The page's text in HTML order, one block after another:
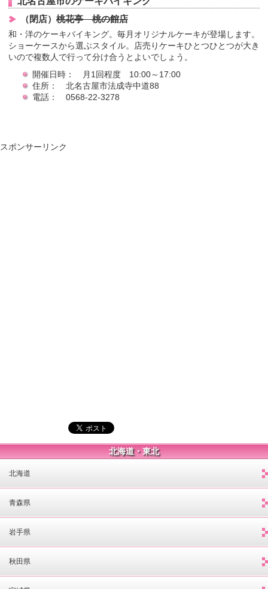
（閉店） 桃花亭 桃の館店
和・洋のケーキバイキング。毎月オリジナルケーキが登場します。
ショーケースから選ぶスタイル。店売りケーキひとつひとつが大き
いので複数人で行って分け合うとよいでしょう。
開催日時： 月1回程度 10:00～17:00
住所： 北名古屋市法成寺中道88
電話： 0568-22-3278
スポンサーリンク
北海道・東北
北海道
青森県
岩手県
秋田県